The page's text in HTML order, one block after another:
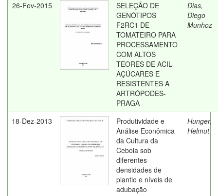
26-Fev-2015
SELEÇÃO DE
GENÓTIPOS
F2RC1 DE
TOMATEIRO PARA
PROCESSAMENTO
COM ALTOS
TEORES DE ACIL-
AÇÚCARES E
RESISTENTES A
ARTRÓPODES-
PRAGA
Dias,
Diego
Munhoz
18-Dez-2013
Produtividade e
Análise Econômica
da Cultura da
Cebola sob
diferentes
densidades de
plantio e níveis de
adubação
Hunger,
Helmut